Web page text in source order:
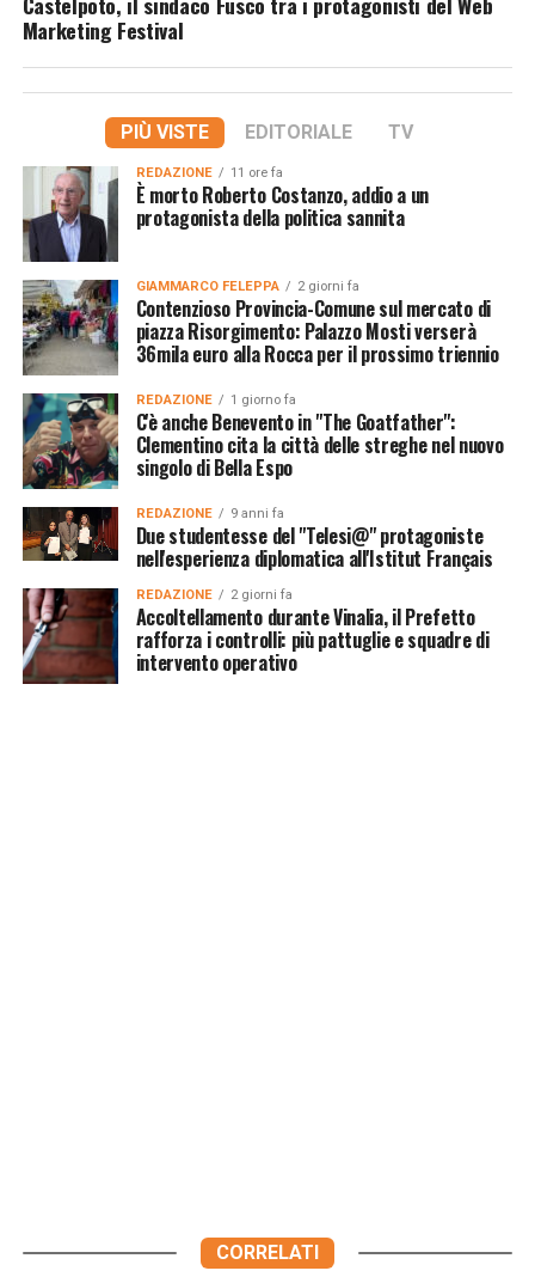
Marketing Festival
PIÙ VISTE EDITORIALE TV
REDAZIONE 11 ore fa
È morto Roberto Costanzo, addio a un
protagonista della politica sannita
GIAMMARCO FELEPPA 2 giorni fa
Contenzioso Provincia-Comune sul mercato di
piazza Risorgimento: Palazzo Mosti verserà
36mila euro alla Rocca per il prossimo triennio
REDAZIONE 1 giorno fa
C'è anche Benevento in "The Goatfather":
Clementino cita la città delle streghe nel nuovo
singolo di Bella Espo
REDAZIONE 9 anni fa
Due studentesse del "Telesi@" protagoniste
nell'esperienza diplomatica all'Istitut Français
REDAZIONE 2 giorni fa
Accoltellamento durante Vinalia, il Prefetto
rafforza i controlli: più pattuglie e squadre di
intervento operativo
CORRELATI